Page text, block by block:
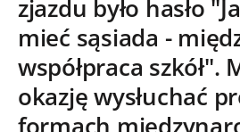
zjazdu było hasło
mieć sąsiada -
współpraca szkół".
okazję wysłuchać